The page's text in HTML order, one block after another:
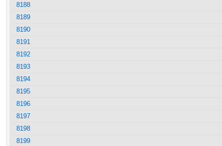
8188
8189
8190
8191
8192
8193
8194
8195
8196
8197
8198
8199